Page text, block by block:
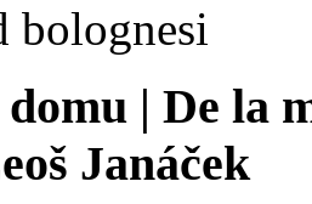
bolognesi
| De la
Janáček